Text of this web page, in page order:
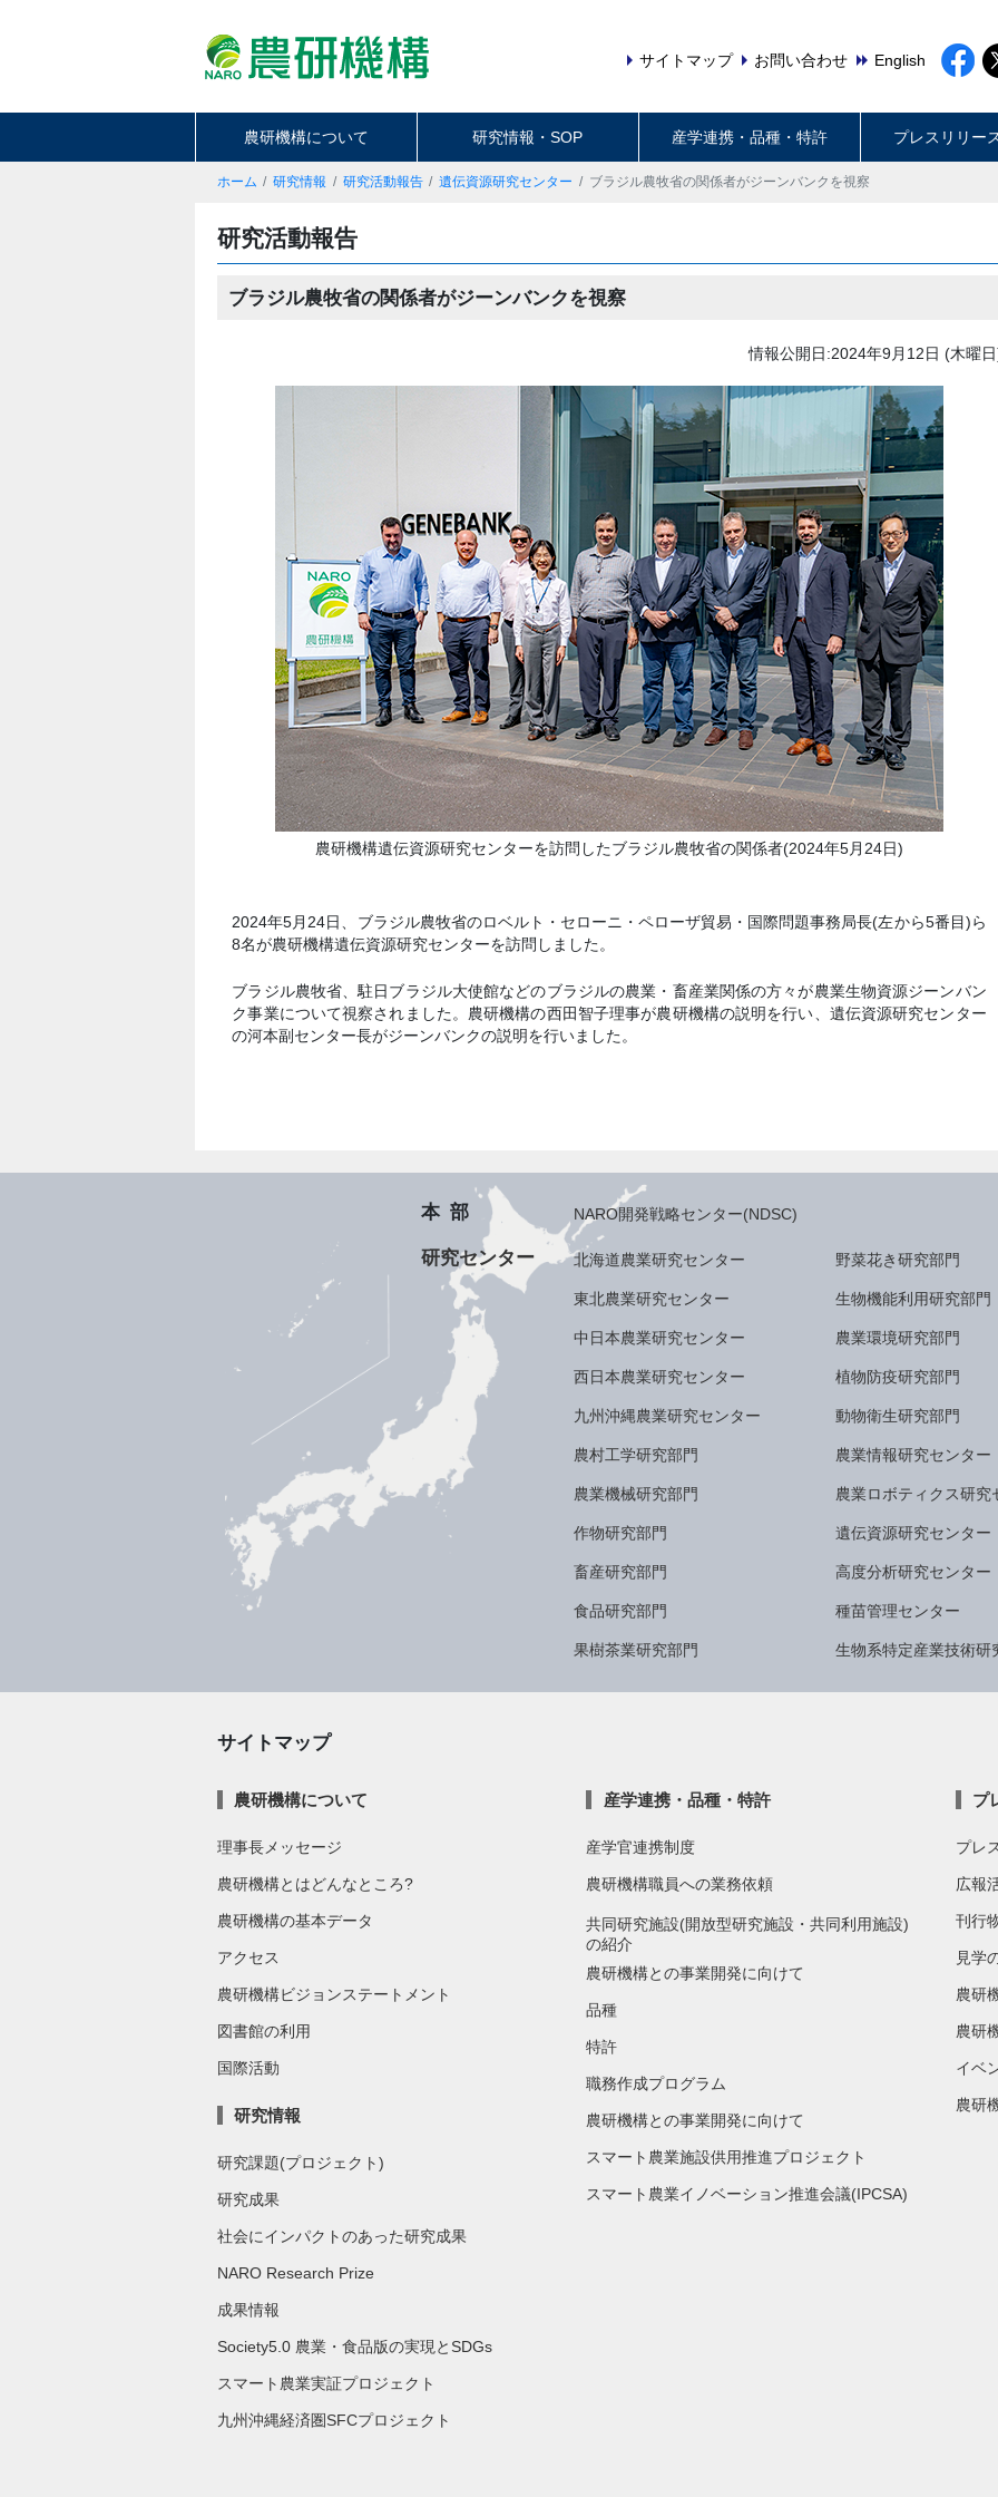
サイトマップ お問い合わせ English
農研機構について 研究情報・SOP 産学連携・品種・特許 プレスリリー
ホーム 研究情報 研究活動報告 遺伝資源研究センター ブラジル農牧省の関係者がジーンバンクを視察
研究活動報告
ブラジル農牧省の関係者がジーンバンクを視察
情報公開日:2024年9月12日 (木曜
農研機構遺伝資源研究センターを訪問したブラジル農牧省の関係者(2024年5月24日)
2024年5月24日、ブラジル農牧省のロベルト・セローニ・ペローザ貿易・国際問題事務局長(左から5番目)ら
8名が農研機構遺伝資源研究センターを訪問しました。
ブラジル農牧省、駐日ブラジル大使館などのブラジルの農業・畜産業関係の方々が農業生物資源ジーンバン
ク事業について視察されました。農研機構の西田智子理事が農研機構の説明を行い、遺伝資源研究センター
の河本副センター長がジーンバンクの説明を行いました。
本部 NARO開発戦略センター(NDSC)
研究センター 北海道農業研究センター
東北農業研究センター
中日本農業研究センター
西日本農業研究センター
九州沖縄農業研究センター
農村工学研究部門
農業機械研究部門
作物研究部門
畜産研究部門
食品研究部門
果樹茶業研究部門
野菜花き研究部門
生物機能利用研究部門
農業環境研究部門
植物防疫研究部門
動物衛生研究部門
農業情報研究センター
農業ロボティクス研究
遺伝資源研究センター
高度分析研究センター
種苗管理センター
生物系特定産業技術研
サイトマップ
農研機構について
理事長メッセージ
農研機構とはどんなところ?
農研機構の基本データ
アクセス
農研機構ビジョンステートメント
図書館の利用
国際活動
研究情報
研究課題(プロジェクト)
研究成果
社会にインパクトのあった研究成果
NARO Research Prize
成果情報
Society5.0 農業・食品版の実現とSDGs
スマート農業実証プロジェクト
九州沖縄経済圏SFCプロジェクト
産学連携・品種・特許
産学官連携制度
農研機構職員への業務依頼
共同研究施設(開放型研究施設・共同利用施設)
の紹介
農研機構との事業開発に向けて
品種
特許
職務作成プログラム
農研機構との事業開発に向けて
スマート農業施設供用推進プロジェクト
スマート農業イノベーション推進会議(IPCSA)
プ
プレ
広報
刊行
見学
農研
農研
イベ
農研